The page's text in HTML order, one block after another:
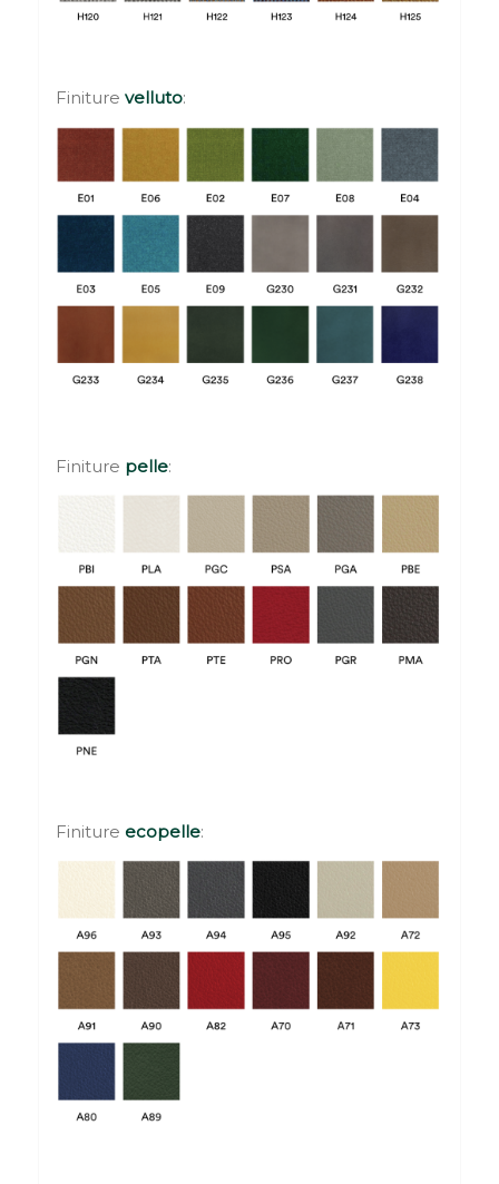
Finiture velluto:
Finiture pelle:
Finiture ecopelle: